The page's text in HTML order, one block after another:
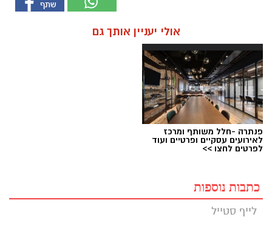
אולי יעניין אותך גם
פנתרה -חלל משותף ומרכז
לאירועים עסקיים ופרטיים ועוד
לפרטים לחצו >>
כתבות נוספות
לייף סטייל